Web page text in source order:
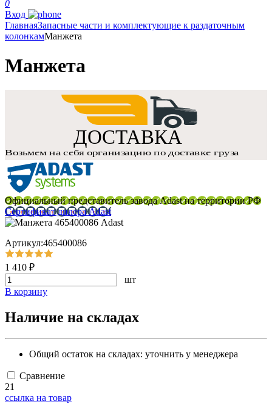
0
Вход
ГлавнаяЗапасные части и комплектующие к раздаточным
колонкамМанжета
Манжета
Официальный представитель завода Adast на территории РФ
Сертификат дилера Adast
Артикул:465400086
1 410 ₽
шт
В корзину
Наличие на складах
Общий остаток на складах: уточнить у менеджера
Сравнение
21
ссылка на товар